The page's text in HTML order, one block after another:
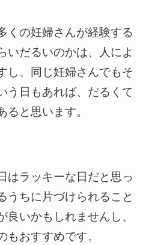
くの妊婦さんが経験する
いだるいのかは、人によ
し、同じ妊婦さんでもそ
う日もあれば、だるくて
ると思います。
はラッキーな日だと思っ
うちに片づけられること
良いかもしれませんし、
もおすすめです。